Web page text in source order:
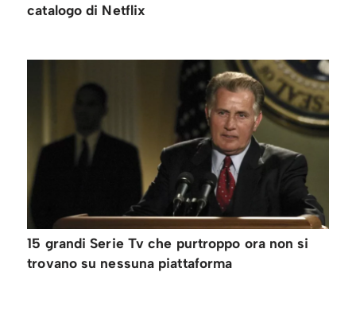
catalogo di Netflix
15 grandi Serie Tv che purtroppo ora non si
trovano su nessuna piattaforma